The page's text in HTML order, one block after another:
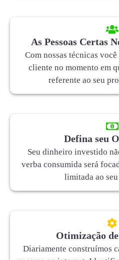
As Pessoas Certas
Com nossas técnicas
cliente no momento em
referente ao seu
Defina seu
Seu dinheiro investido
verba consumida será
limitada ao
Otimização
Diariamente construímos